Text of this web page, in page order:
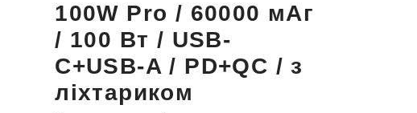
100W Pro / 60000 мАг
/ 100 Вт / USB-
C+USB-A / PD+QC / з
ліхтариком